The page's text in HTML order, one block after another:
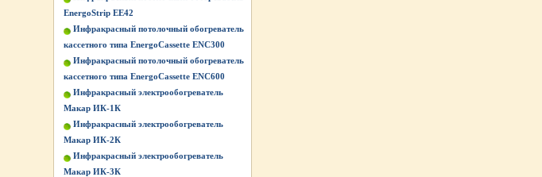
EnergoStrip EE42
Инфракрасный потолочный обогреватель
кассетного типа EnergoCassette ENC300
Инфракрасный потолочный обогреватель
кассетного типа EnergoCassette ENC600
Инфракрасный электрообогреватель
Макар ИК-1К
Инфракрасный электрообогреватель
Макар ИК-2К
Инфракрасный электрообогреватель
Макар ИК-3К